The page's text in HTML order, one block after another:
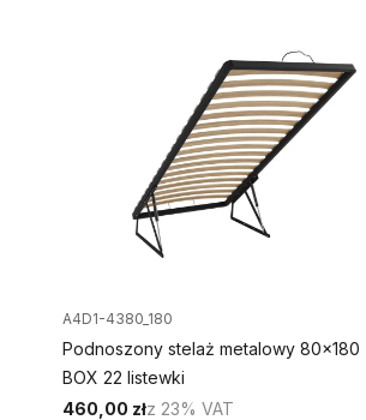
A4D1-4380_180
Podnoszony stelaż metalowy 80x180
BOX 22 listewki
460,00 złz 23% VAT